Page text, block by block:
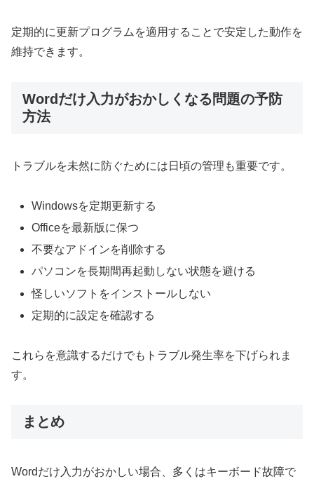
定期的に更新プログラムを適用することで安定した動作を
維持できます。
Wordだけ入力がおかしくなる問題の予防
方法
トラブルを未然に防ぐためには日頃の管理も重要です。
Windowsを定期更新する
Officeを最新版に保つ
不要なアドインを削除する
パソコンを長期間再起動しない状態を避ける
怪しいソフトをインストールしない
定期的に設定を確認する
これらを意識するだけでもトラブル発生率を下げられま
す。
まとめ
Wordだけ入力がおかしい場合、多くはキーボード故障で